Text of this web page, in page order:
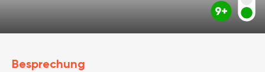
Besprechung